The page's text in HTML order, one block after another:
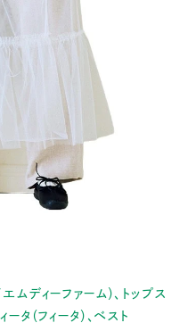
ディーファーム）、トップス
タ（フィータ）、ベスト